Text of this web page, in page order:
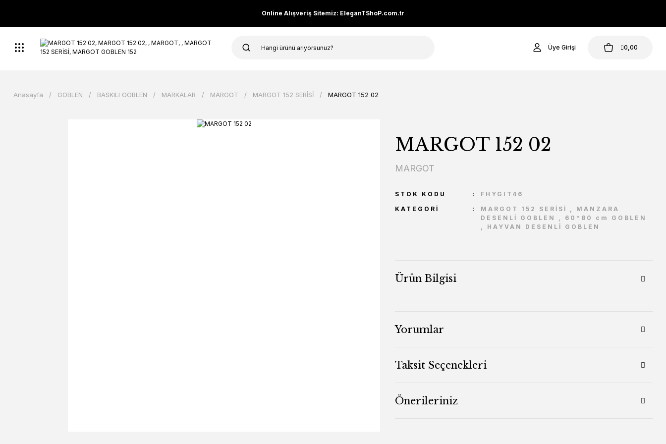
Online Alışveriş Sitemiz: EleganTShoP.com.tr
Üye Girişi 0,00
Anasayfa GOBLEN BASKILI GOBLEN MARKALAR MARGOT MARGOT 152 SERİSİ MARGOT 152 02
MARGOT 152 02
MARGOT
STOK KODU
FHYGIT46
KATEGORI
MARGOT 152 SERİSİ , MANZARA
DESENLİ GOBLEN
, 60*80 cm GOBLEN
, HAYVAN DESENLİ GOBLEN
Ürün Bilgisi
Yorumlar
Taksit Seçenekleri
Önerileriniz